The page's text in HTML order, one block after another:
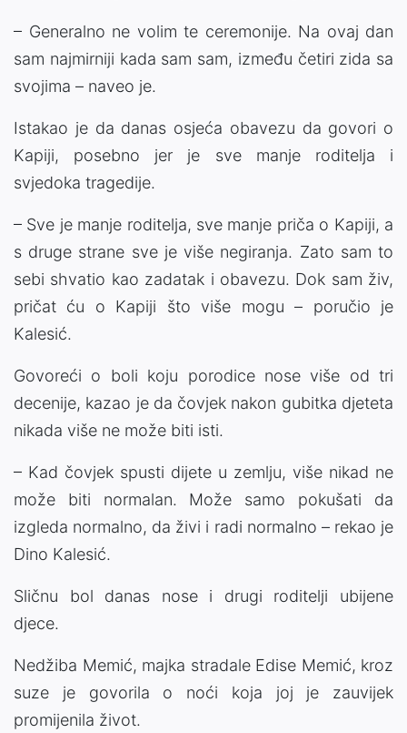
– Generalno ne volim te ceremonije. Na ovaj dan
sam najmirniji kada sam sam, između četiri zida sa
svojima – naveo je.
Istakao je da danas osjeća obavezu da govori o
Kapiji, posebno jer je sve manje roditelja i
svjedoka tragedije.
– Sve je manje roditelja, sve manje priča o Kapiji, a
s druge strane sve je više negiranja. Zato sam to
sebi shvatio kao zadatak i obavezu. Dok sam živ,
pričat ću o Kapiji što više mogu – poručio je
Kalesić.
Govoreći o boli koju porodice nose više od tri
decenije, kazao je da čovjek nakon gubitka djeteta
nikada više ne može biti isti.
– Kad čovjek spusti dijete u zemlju, više nikad ne
može biti normalan. Može samo pokušati da
izgleda normalno, da živi i radi normalno – rekao je
Dino Kalesić.
Sličnu bol danas nose i drugi roditelji ubijene
djece.
Nedžiba Memić, majka stradale Edise Memić, kroz
suze je govorila o noći koja joj je zauvijek
promijenila život.